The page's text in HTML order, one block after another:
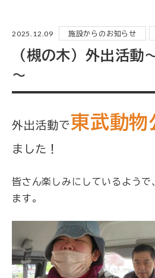
2025.12.09 施設からのお知らせ
（槻の木）外出活動
～
外出活動で東武動物
ました！
皆さん楽しみにしているようで
ます。